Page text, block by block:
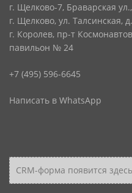
г. Щелково-7, Браварская
г. Щелково, ул. Талсинская,
г. Королев, пр-т
павильон № 24
+7 (495) 596-6645
Написать в WhatsApp
CRM-форма появится здесь